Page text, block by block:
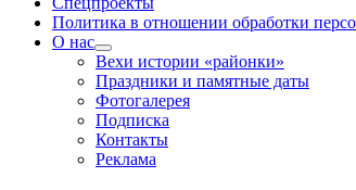
Политика в отношении обработки
О нас
Показать
подменю
Вехи истории «районки»
Праздники и памятные даты
Фотогалерея
Подписка
Контакты
Реклама